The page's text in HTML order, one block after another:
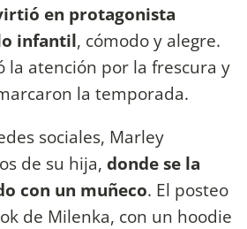
en protagonista
infantil, cómodo y alegre.
la atención por la frescura y
la temporada.
sociales, Marley
de su hija, donde se la
con un muñeco. El posteo
de Milenka, con un hoodie